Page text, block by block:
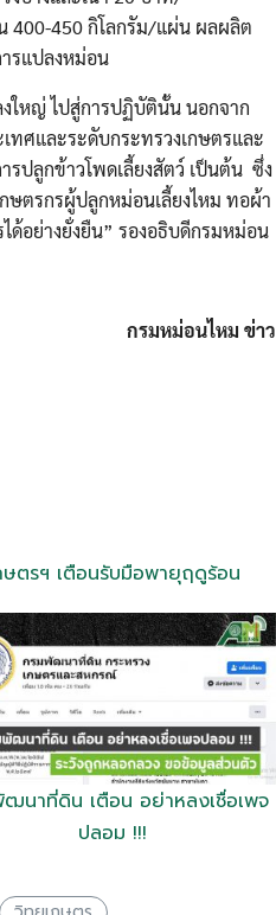
400-450 กิโลกรัม/แผ่น ผลผลิต
รแปลงหม่อน
งใหญ่ ไปสู่การปฏิบัตินั้น นอกจาก
ทศและระดับกระทรวงเกษตรและ
ปลูกข้าวโพดเลี้ยงสัตว์ เป็นต้น ซึ่ง
ษตรกรผู้ปลูกหม่อนเลี้ยงไหม ทอผ้า
อย่างยั่งยืน” รองอธิบดีกรมหม่อน
กรมหม่อนไหม ข่าว
ษตรฯ เตือนรับมือพายุฤดูร้อน
นาที่ดิน เตือน อย่าหลงเชื่อเพจ
ปลอม !!!